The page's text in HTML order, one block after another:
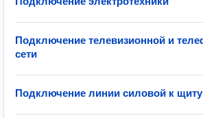
Подключение телевизионной и
сети
Подключение линии силовой к щиту